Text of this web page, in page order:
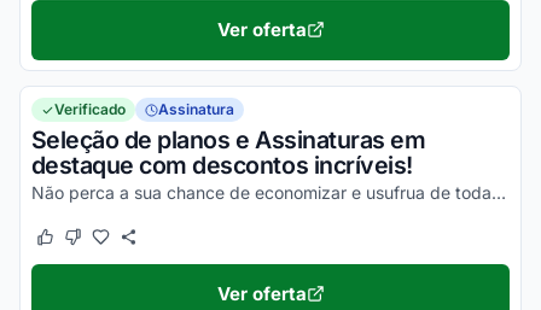
Ver oferta
Verificado Assinatura
Seleção de planos e Assinaturas em
destaque com descontos incríveis!
Não perca a sua chance de economizar e usufrua de todas as promoções disponíveis.
Este cupom funcionou
Este cupom não funcionou
Ver oferta